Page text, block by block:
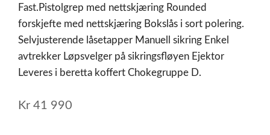
Fast.Pistolgrep med nettskjæring Rounded
forskjefte med nettskjæring Bokslås i sort polering.
Selvjusterende låsetapper Manuell sikring Enkel
avtrekker Løpsvelger på sikringsfløyen Ejektor
Leveres i beretta koffert Chokegruppe D.
Kr 41 990